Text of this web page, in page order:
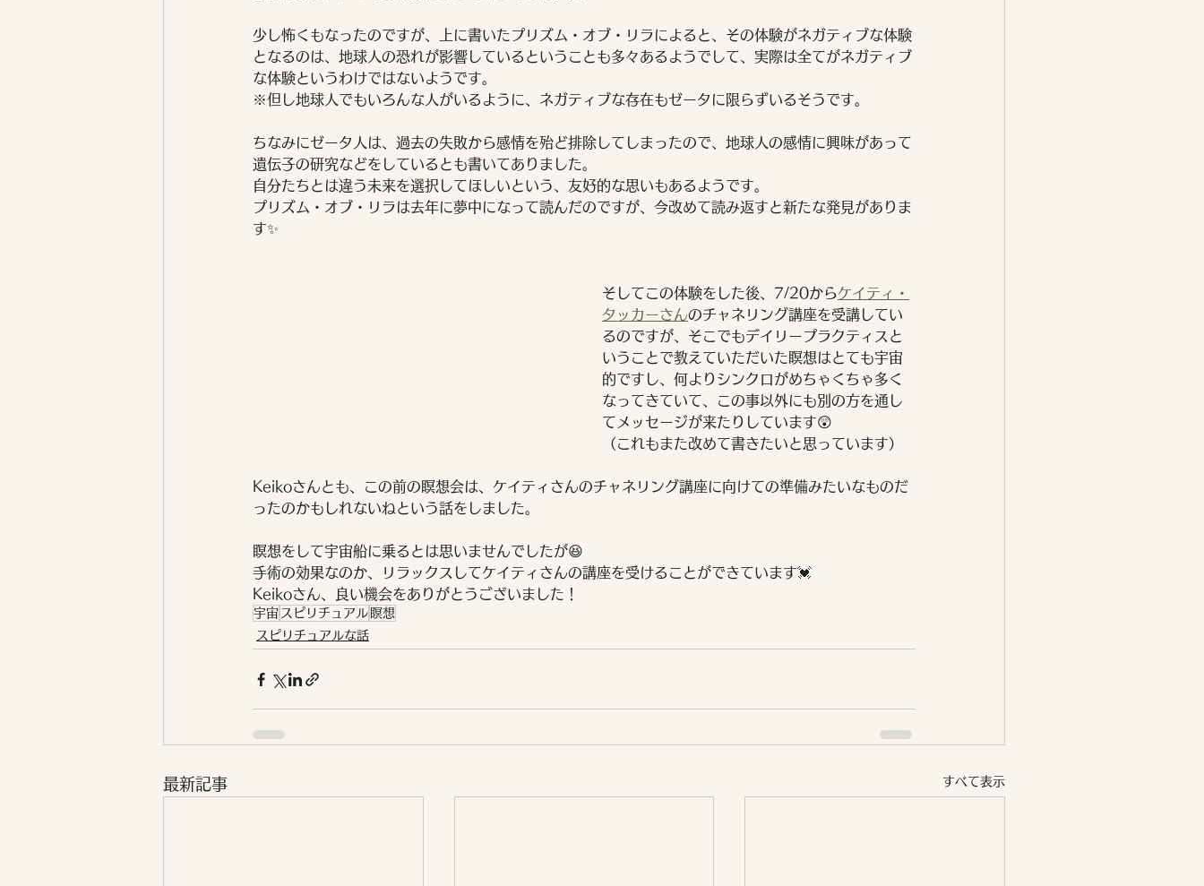
少し怖くもなったのですが、上に書いたプリズム・オブ・リラによると、その体験がネガティブな体験
となるのは、地球人の恐れが影響しているということも多々あるようでして、実際は全てがネガティブ
な体験というわけではないようです。
※但し地球人でもいろんな人がいるように、ネガティブな存在もゼータに限らずいるそうです。
ちなみにゼータ人は、過去の失敗から感情を殆ど排除してしまったので、地球人の感情に興味があって
遺伝子の研究などをしているとも書いてありました。
自分たちとは違う未来を選択してほしいという、友好的な思いもあるようです。
プリズム・オブ・リラは去年に夢中になって読んだのですが、今改めて読み返すと新たな発見がありま
す✨
そしてこの体験をした後、7/20からケイティ・
タッカーさんのチャネリング講座を受講してい
るのですが、そこでもデイリープラクティスと
いうことで教えていただいた瞑想はとても宇宙
的ですし、何よりシンクロがめちゃくちゃ多く
なってきていて、この事以外にも別の方を通し
てメッセージが来たりしています😲
（これもまた改めて書きたいと思っています）
Keikoさんとも、この前の瞑想会は、ケイティさんのチャネリング講座に向けての準備みたいなものだ
ったのかもしれないねという話をしました。
瞑想をして宇宙船に乗るとは思いませんでしたが😆
手術の効果なのか、リラックスしてケイティさんの講座を受けることができています💓
Keikoさん、良い機会をありがとうございました！
宇宙 スピリチュアル 瞑想
スピリチュアルな話
最新記事 すべて表示